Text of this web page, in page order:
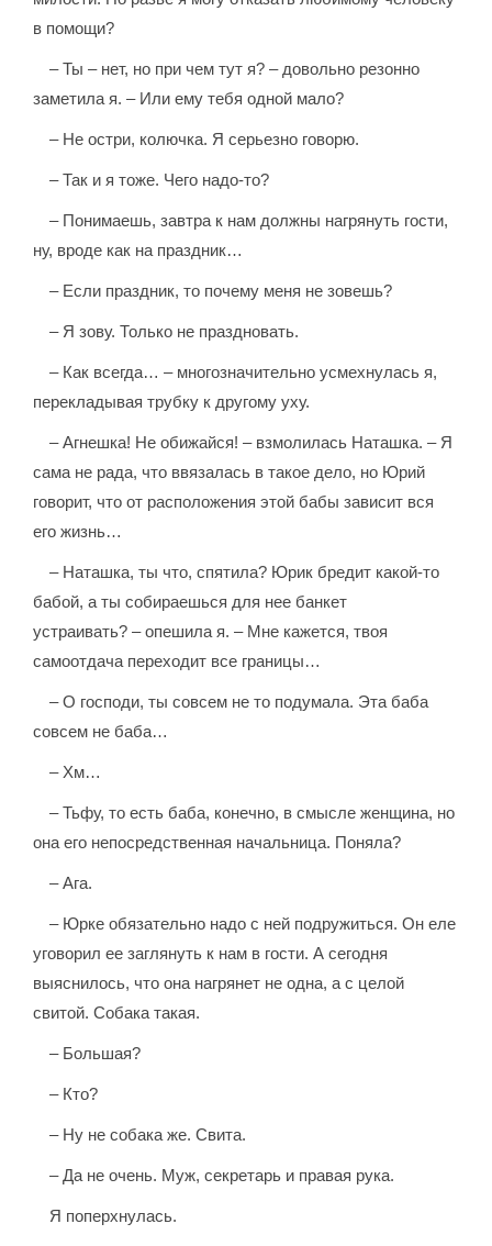
в помощи?
– Ты – нет, но при чем тут я? – довольно резонно
заметила я. – Или ему тебя одной мало?
– Не остри, колючка. Я серьезно говорю.
– Так и я тоже. Чего надо-то?
– Понимаешь, завтра к нам должны нагрянуть гости,
ну, вроде как на праздник…
– Если праздник, то почему меня не зовешь?
– Я зову. Только не праздновать.
– Как всегда… – многозначительно усмехнулась я,
перекладывая трубку к другому уху.
– Агнешка! Не обижайся! – взмолилась Наташка. – Я
сама не рада, что ввязалась в такое дело, но Юрий
говорит, что от расположения этой бабы зависит вся
его жизнь…
– Наташка, ты что, спятила? Юрик бредит какой-то
бабой, а ты собираешься для нее банкет
устраивать? – опешила я. – Мне кажется, твоя
самоотдача переходит все границы…
– О господи, ты совсем не то подумала. Эта баба
совсем не баба…
– Хм…
– Тьфу, то есть баба, конечно, в смысле женщина, но
она его непосредственная начальница. Поняла?
– Ага.
– Юрке обязательно надо с ней подружиться. Он еле
уговорил ее заглянуть к нам в гости. А сегодня
выяснилось, что она нагрянет не одна, а с целой
свитой. Собака такая.
– Большая?
– Кто?
– Ну не собака же. Свита.
– Да не очень. Муж, секретарь и правая рука.
Я поперхнулась.